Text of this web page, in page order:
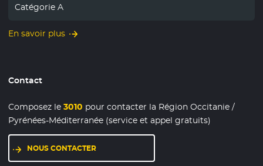
Catégorie A
En savoir plus
Contact
Composez le3010 pour contacter la Région Occitanie /
Pyrénées-Méditerranée (service et appel gratuits)
NOUS CONTACTER